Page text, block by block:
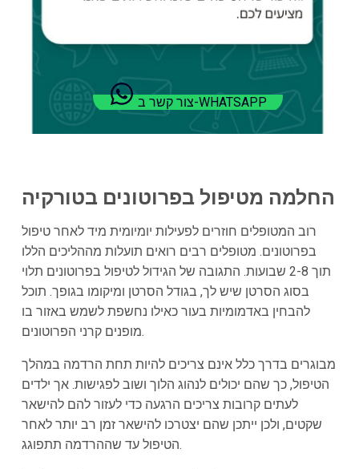
צור קשר ב-WHATSAPP
החלמה מטיפול בפרוטונים בטורקיה
רוב המטופלים חוזרים לפעילות יומיומית מיד לאחר טיפול
בפרוטונים. מטופלים רבים רואים תועלות מההליכים הללו
תוך 2-8 שבועות. התגובה של הגידול לטיפול בפרוטונים תלוי
בסוג הסרטן שיש לך, בגודל הסרטן ומיקומו בגופך. תוכל
להבחין באדמומיות בעור כאילו נחשפת לשמש באזור בו
מופנים קרני הפרוטונים.
מבוגרים בדרך כלל אינם צריכים להיות תחת הרדמה במהלך
הטיפול, כך שהם יכולים לנהוג הלוך ושוב לפגישות. אך ילדים
לעתים קרובות צריכים הרגעה כדי לעזור להם להישאר
שקטים, ולכן ייתכן שהם יצטרכו להישאר זמן רב יותר לאחר
הטיפול עד שההרדמה תתפוגג.